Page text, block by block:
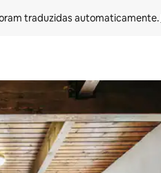
traduzidas automaticamente.